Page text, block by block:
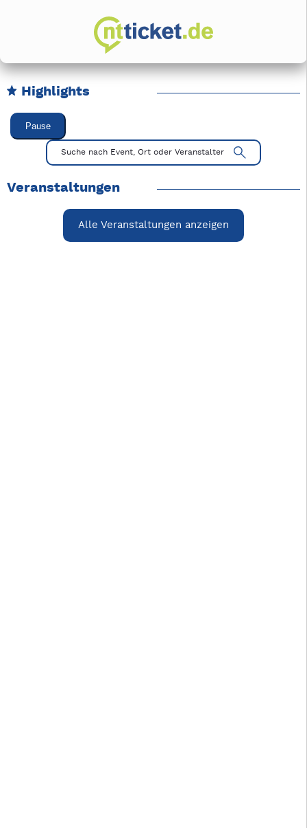
Highlights
Karussell Veranstaltungen überspringen
Pause
Mit Tab zu den Steuerelementen wechseln. Mit Pfeiltasten
Suche nach Event, Ort oder Veranstalter
Veranstaltungen
Alle Veranstaltungen anzeigen